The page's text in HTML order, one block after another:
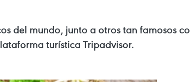
del mundo, junto a otros tan famosos
turística Tripadvisor.